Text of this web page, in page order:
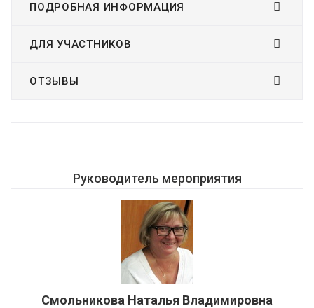
ПОДРОБНАЯ ИНФОРМАЦИЯ
ДЛЯ УЧАСТНИКОВ
ОТЗЫВЫ
Руководитель мероприятия
Смольникова Наталья Владимировна